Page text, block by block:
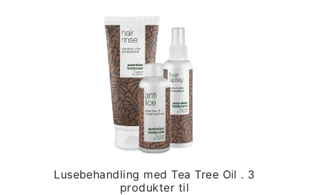
Lusebehandling med Tea Tree Oil . 3
produkter til